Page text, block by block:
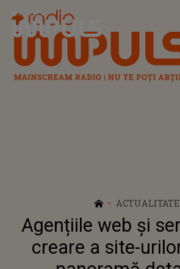
Radio Impuls
ACTUALITATE
Agențiile web și
creare a site-